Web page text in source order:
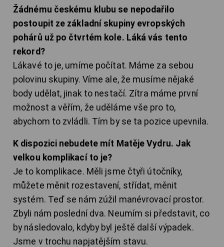
Žádnému českému klubu se nepodařilo
postoupit ze základní skupiny evropských
pohárů už po čtvrtém kole. Láká vás tento
rekord?
Lákavé to je, umíme počítat. Máme za sebou
polovinu skupiny. Víme ale, že musíme nějaké
body udělat, jinak to nestačí. Zítra máme první
možnost a věřím, že uděláme vše pro to,
abychom to zvládli. Tím by se ta pozice upevnila.
K dispozici nebudete mít Matěje Vydru. Jak
velkou komplikací to je?
Je to komplikace. Měli jsme čtyři útočníky,
můžete měnit rozestavení, střídat, měnit
systém. Teď se nám zúžil manévrovací prostor.
Zbyli nám poslední dva. Neumím si představit, co
by následovalo, kdyby byl ještě další výpadek.
Jsme v trochu napjatějším stavu.